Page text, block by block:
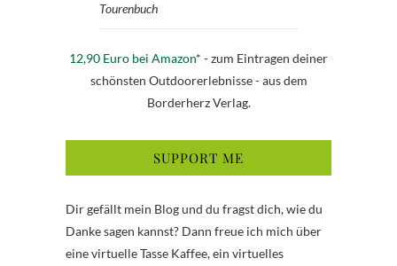
Tourenbuch
12,90 Euro bei Amazon* - zum Eintragen deiner
schönsten Outdoorerlebnisse - aus dem
Borderherz Verlag.
SUPPORT ME
Dir gefällt mein Blog und du fragst dich, wie du
Danke sagen kannst? Dann freue ich mich über
eine virtuelle Tasse Kaffee, ein virtuelles